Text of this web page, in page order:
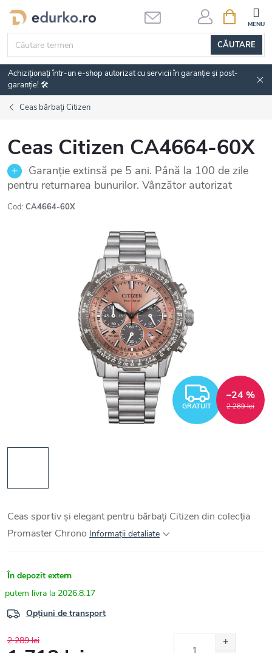
Treci
conținut
CĂUTARE
DE
Achiziționați într-un e-shop autorizat cu servicii în garanție și post-
garanție! 🛠️
Ceas bărbați Citizen
Ceas Citizen CA4664-60X
Garanție extinsă pe 5 ani. Până la 100 de zile
pentru returnarea bunurilor. Vânzător autorizat
Cod: CA4664-60X
GRATUIT 2 289 lei
–24 %
Ceas sportiv și elegant pentru bărbați Citizen din colecția
Promaster Chrono Informaţii detaliate
În depozit extern
2026.8.17
Opțiuni de transport
2 289 lei